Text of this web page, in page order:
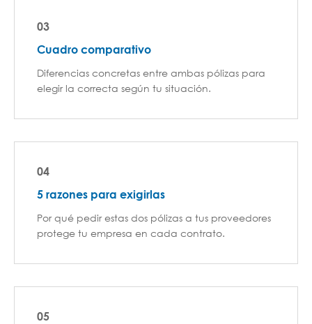
03
Cuadro comparativo
Diferencias concretas entre ambas pólizas para
elegir la correcta según tu situación.
04
5 razones para exigirlas
Por qué pedir estas dos pólizas a tus proveedores
protege tu empresa en cada contrato.
05